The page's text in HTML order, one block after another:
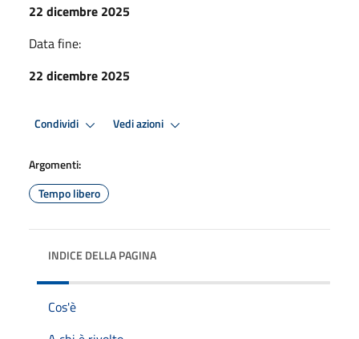
22 dicembre 2025
Data fine:
22 dicembre 2025
Condividi Vedi azioni
Argomenti:
Tempo libero
INDICE DELLA PAGINA
Cos'è